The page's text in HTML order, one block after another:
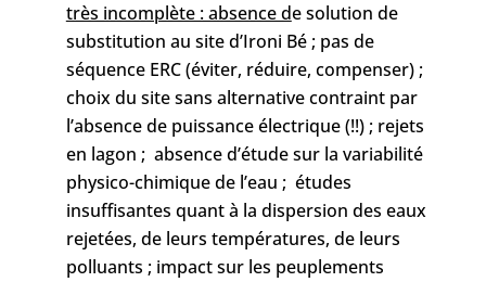
très incomplète : absence de solution de
substitution au site d’Ironi Bé ; pas de
séquence ERC (éviter, réduire, compenser) ;
choix du site sans alternative contraint par
l’absence de puissance électrique (!!) ; rejets
en lagon ; absence d’étude sur la variabilité
physico-chimique de l’eau ; études
insuffisantes quant à la dispersion des eaux
rejetées, de leurs températures, de leurs
polluants ; impact sur les peuplements